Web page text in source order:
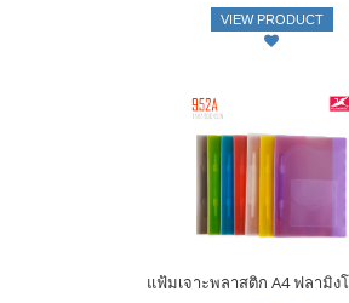
VIEW PRODUCT
แฟ้มเจาะพลาสติก A4 ฟลามิง